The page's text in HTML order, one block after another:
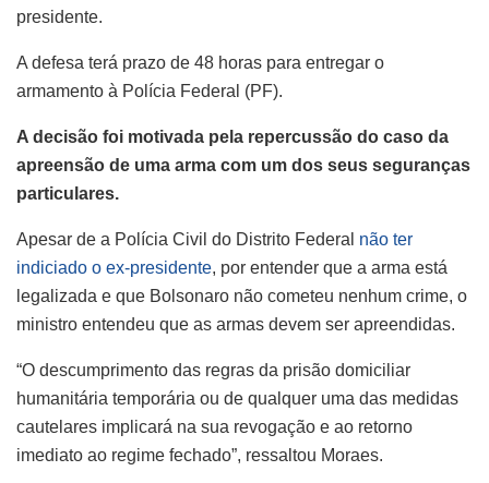
presidente.
A defesa terá prazo de 48 horas para entregar o
armamento à Polícia Federal (PF).
A decisão foi motivada pela repercussão do caso da
apreensão de uma arma com um dos seus seguranças
particulares.
Apesar de a Polícia Civil do Distrito Federal não ter
indiciado o ex-presidente, por entender que a arma está
legalizada e que Bolsonaro não cometeu nenhum crime, o
ministro entendeu que as armas devem ser apreendidas.
“O descumprimento das regras da prisão domiciliar
humanitária temporária ou de qualquer uma das medidas
cautelares implicará na sua revogação e ao retorno
imediato ao regime fechado”, ressaltou Moraes.